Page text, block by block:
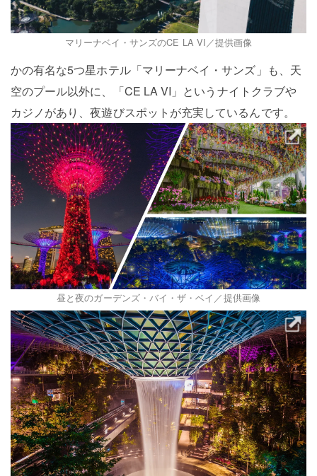
マリーナベイ・サンズのCE LA VI／提供画像
かの有名な5つ星ホテル「マリーナベイ・サンズ」も、天
空のプール以外に、「CE LA VI」というナイトクラブや
カジノがあり、夜遊びスポットが充実しているんです。
昼と夜のガーデンズ・バイ・ザ・ベイ／提供画像